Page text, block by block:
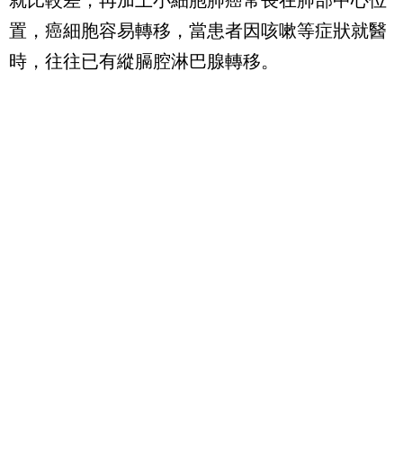
置，癌細胞容易轉移，當患者因咳嗽等症狀就醫
時，往往已有縱膈腔淋巴腺轉移。